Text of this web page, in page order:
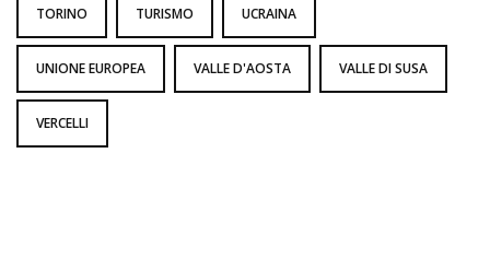
TORINO TURISMO UCRAINA
UNIONE EUROPEA VALLE D'AOSTA VALLE DI SUSA
VERCELLI